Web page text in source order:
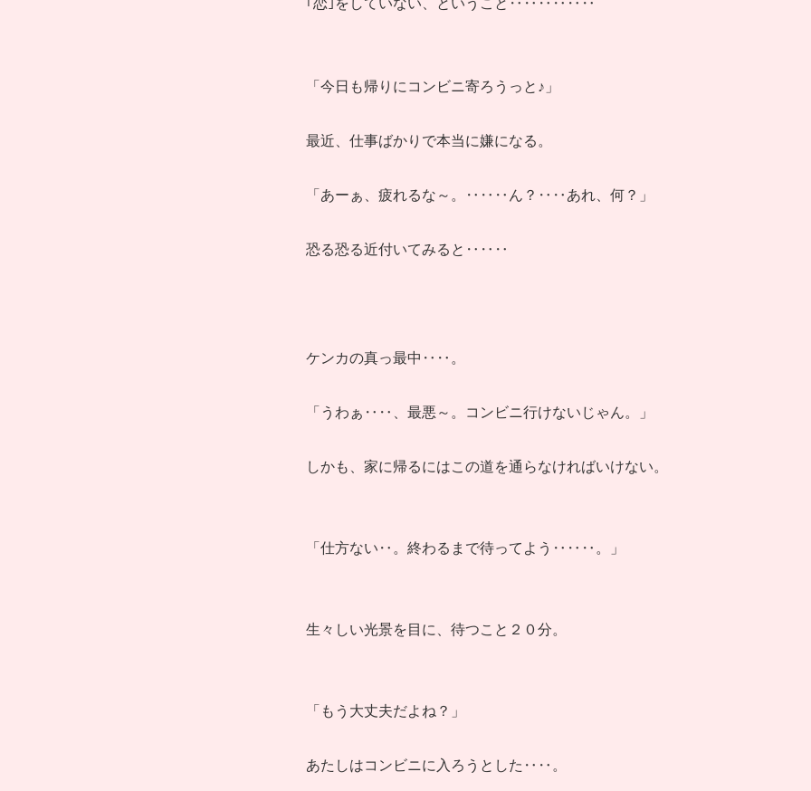
｢恋｣をしていない、ということ‥‥‥‥‥‥
「今日も帰りにコンビニ寄ろうっと♪」
最近、仕事ばかりで本当に嫌になる。
「あーぁ、疲れるな～。‥‥‥ん？‥‥あれ、何？」
恐る恐る近付いてみると‥‥‥
ケンカの真っ最中‥‥。
「うわぁ‥‥、最悪～。コンビニ行けないじゃん。」
しかも、家に帰るにはこの道を通らなければいけない。
「仕方ない‥。終わるまで待ってよう‥‥‥。」
生々しい光景を目に、待つこと２０分。
「もう大丈夫だよね？」
あたしはコンビニに入ろうとした‥‥。